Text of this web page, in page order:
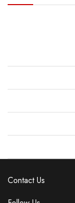
Contact Us